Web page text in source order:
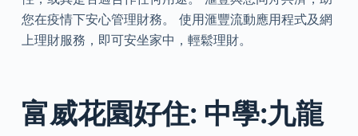
您在疫情下安心管理財務。 使用滙豐流動應用程式及網
上理財服務，即可安坐家中，輕鬆理財。
富威花園好住: 中學:九龍